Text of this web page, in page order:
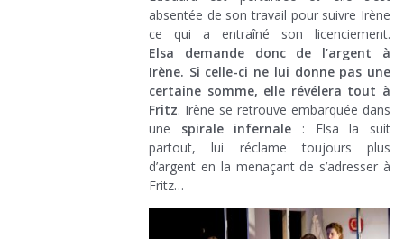
absentée de son travail pour suivre Irène
ce qui a entraîné son licenciement.
Elsa demande donc de l’argent à
Irène. Si celle-ci ne lui donne pas une
certaine somme, elle révélera tout à
Fritz. Irène se retrouve embarquée dans
une spirale infernale : Elsa la suit
partout, lui réclame toujours plus
d’argent en la menaçant de s’adresser à
Fritz…